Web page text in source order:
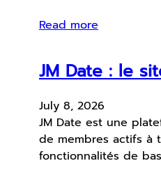
Read more
JM Date : le
July 8, 2026
JM Date est une
de membres actifs à
fonctionnalités de